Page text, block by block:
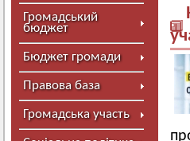
Громадський
бюджет
Бюджет громади
Правова база
Громадська участь